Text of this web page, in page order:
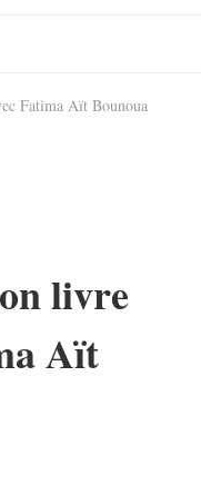
Fatima Aït Bounoua
livre
Aït